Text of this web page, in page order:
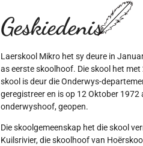
Geskiedenis
Laerskool Mikro het sy deure in
as eerste skoolhoof. Die skool het
skool is deur die Onderwys-
geregistreer en is op 12 Oktober
onderwyshoof, geopen.
Die skoolgemeenskap het die skool
Kuilsrivier, die skoolhoof van